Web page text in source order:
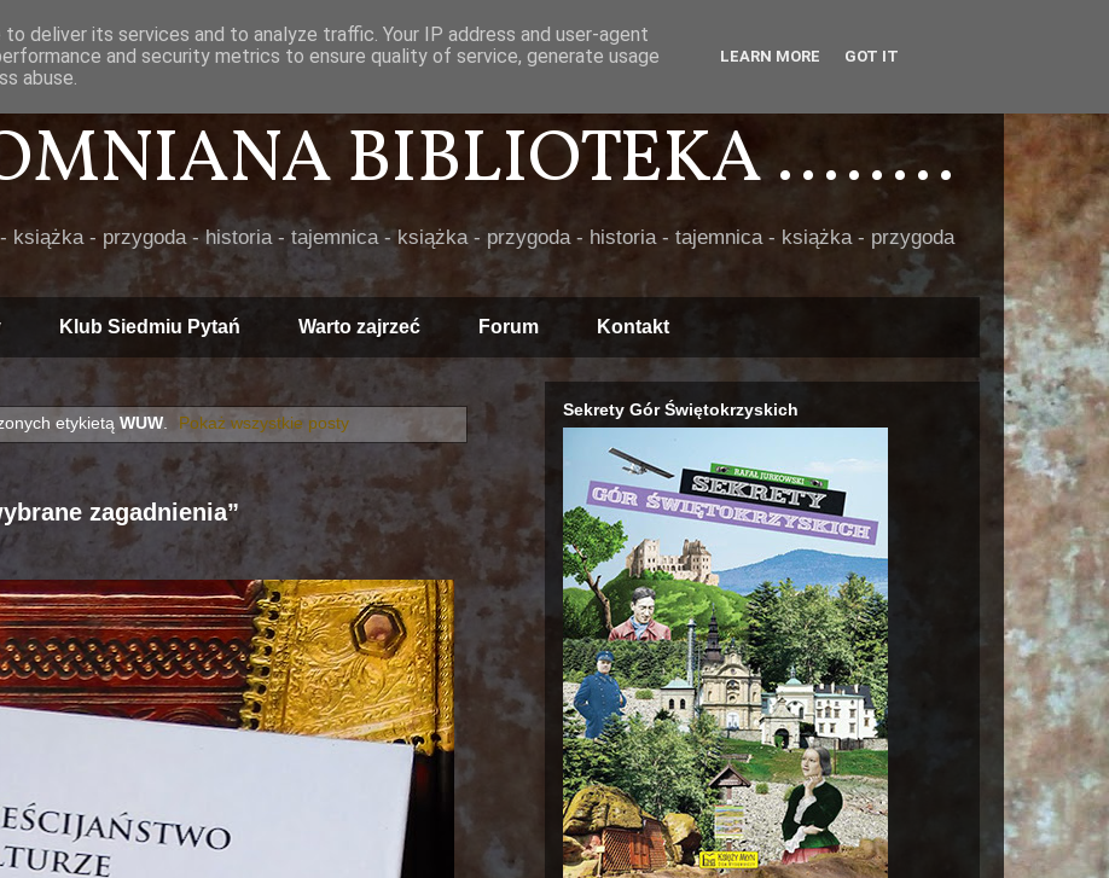
BIBLIOTEKA ........
książka - przygoda - historia - tajemnica - książka - przygoda - historia - tajemnica - książka - przygoda
Klub Siedmiu Pytań Warto zajrzeć Forum Kontakt
etykietą WUW. Pokaż wszystkie posty
zagadnienia”
Sekrety Gór Świętokrzyskich
deliver its services and to analyze traffic. Your IP address and user-agent
and security metrics to ensure quality of service, generate usage
abuse.
LEARN MORE GOT IT